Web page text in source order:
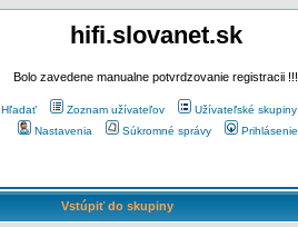
hifi.slovanet.sk
Bolo zavedene manualne potvrdzovanie registracii !!!
Hľadať Zoznam užívateľov Užívateľské skupiny
Nastavenia
Súkromné správy Prihlásenie
Vstúpiť do skupiny